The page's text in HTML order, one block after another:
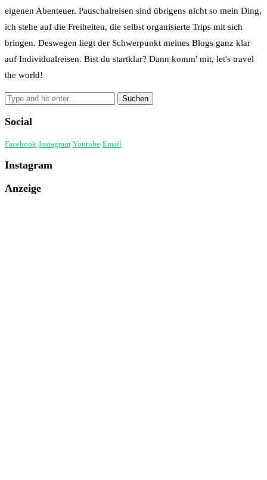
eigenen Abenteuer. Pauschalreisen sind übrigens nicht so mein Ding,
ich stehe auf die Freiheiten, die selbst organisierte Trips mit sich
bringen. Deswegen liegt der Schwerpunkt meines Blogs ganz klar
auf Individualreisen. Bist du startklar? Dann komm' mit, let's travel
the world!
Social
Facebook Instagram Youtube Email
Instagram
Anzeige